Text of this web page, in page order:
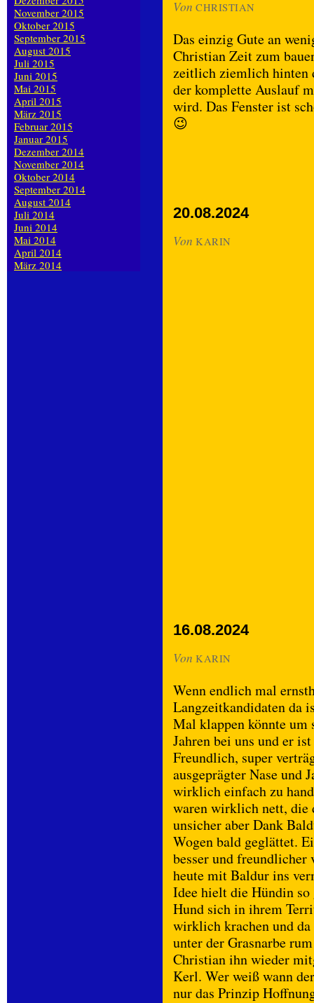
Von CHRISTIAN
Das einzig Gute an
Christian Zeit zum
zeitlich ziemlich hinten
der komplette Auslauf
wird. Das Fenster ist
😉
20.08.2024
Von KARIN
16.08.2024
Von KARIN
Wenn endlich mal
Langzeitkandidaten da
Mal klappen könnte um
Jahren bei uns und er
Freundlich, super
ausgeprägter Nase und
wirklich einfach zu
waren wirklich nett, die
unsicher aber Dank
Wogen bald geglättet.
besser und freundlicher
heute mit Baldur ins
Idee hielt die Hündin
Hund sich in ihrem
wirklich krachen und da
unter der Grasnarbe
Christian ihn wieder
Kerl. Wer weiß wann
nur das Prinzip
November 2015
Oktober 2015
September 2015
August 2015
Juli 2015
Juni 2015
Mai 2015
April 2015
März 2015
Februar 2015
Januar 2015
Dezember 2014
November 2014
Oktober 2014
September 2014
August 2014
Juli 2014
Juni 2014
Mai 2014
April 2014
März 2014